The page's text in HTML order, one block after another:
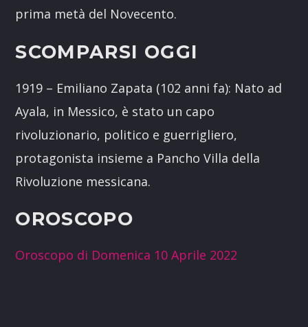
prima metà del Novecento.
SCOMPARSI OGGI
1919 – Emiliano Zapata (102 anni fa): Nato ad
Ayala, in Messico, è stato un capo
rivoluzionario, politico e guerrigliero,
protagonista insieme a Pancho Villa della
Rivoluzione messicana.
OROSCOPO
Oroscopo di Domenica 10 Aprile 2022